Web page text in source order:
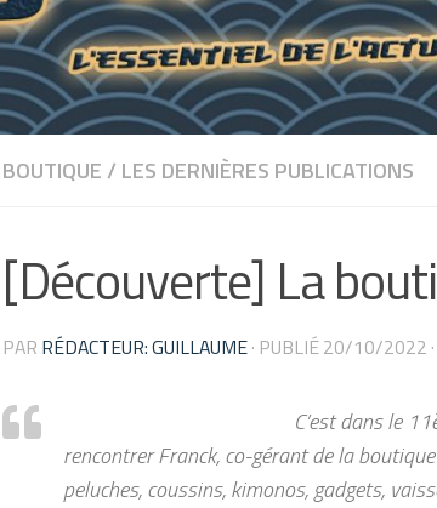
BOUTIQUE / LES DERNIÈRES PUBLICATIONS
[Découverte] La
PAR RÉDACTEUR: GUILLAUME· PUBLIÉ20/10/2022
C’est dans le
rencontrer Franck, co-gérant de la
peluches, coussins, kimonos, gadgets,